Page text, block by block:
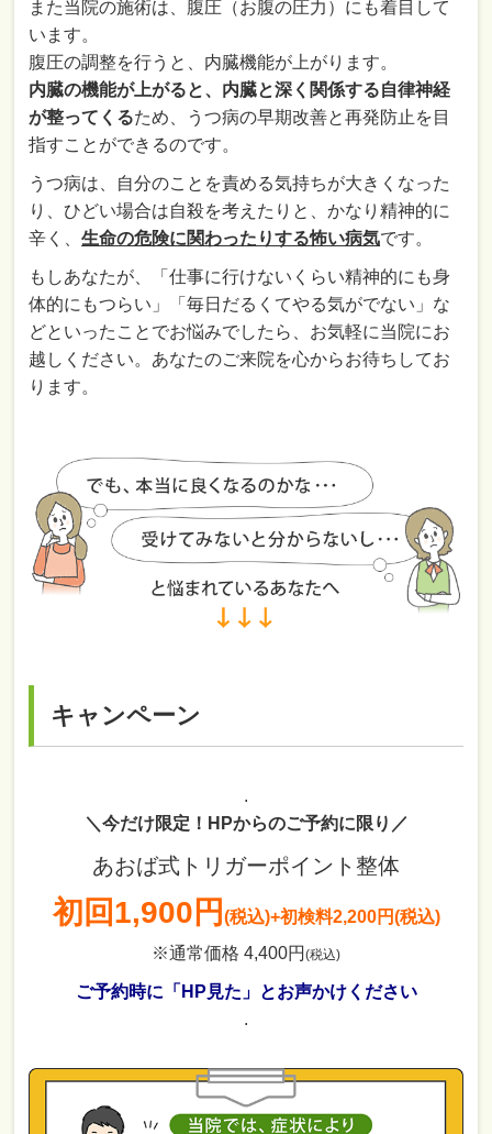
また当院の施術は、腹圧（お腹の圧力）にも着目して
います。
腹圧の調整を行うと、内臓機能が上がります。
内臓の機能が上がると、内臓と深く関係する自律神経
が整ってくるため、うつ病の早期改善と再発防止を目
指すことができるのです。
うつ病は、自分のことを責める気持ちが大きくなった
り、ひどい場合は自殺を考えたりと、かなり精神的に
辛く、生命の危険に関わったりする怖い病気です。
もしあなたが、「仕事に行けないくらい精神的にも身
体的にもつらい」「毎日だるくてやる気がでない」な
どといったことでお悩みでしたら、お気軽に当院にお
越しください。あなたのご来院を心からお待ちしてお
ります。
キャンペーン
.
＼今だけ限定！HPからのご予約に限り／
あおば式トリガーポイント整体
初回1,900円 (税込)+初検料2,200円(税込)
※通常価格 4,400円 (税込)
ご予約時に「HP見た」とお声かけください
.